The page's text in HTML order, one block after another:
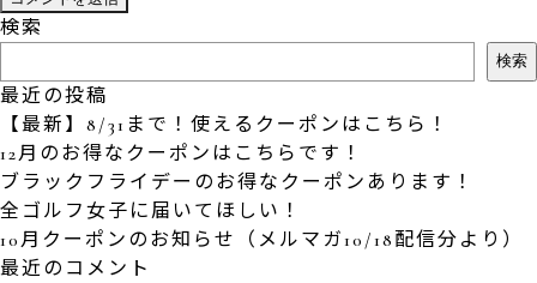
検索
検索
最近の投稿
【最新】8/31まで！使えるクーポンはこちら！
12月のお得なクーポンはこちらです！
ブラックフライデーのお得なクーポンあります！
全ゴルフ女子に届いてほしい！
10月クーポンのお知らせ（メルマガ10/18配信分より）
最近のコメント